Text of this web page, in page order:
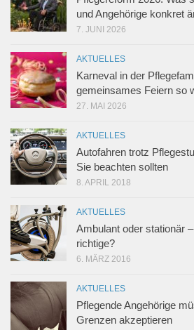
und Angehörige konkret
7. JUNI 2026
AKTUELLES
Karneval in der
gemeinsames Feiern so
27. MAI 2026
AKTUELLES
Autofahren trotz
Sie beachten sollten
8. APRIL 2018
AKTUELLES
Ambulant oder stationär
richtige?
6. MÄRZ 2016
AKTUELLES
Pflegende Angehörige
Grenzen akzeptieren